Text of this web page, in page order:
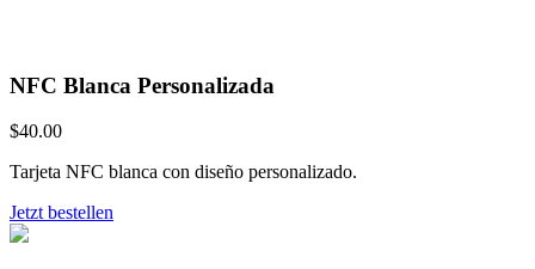
NFC Blanca Personalizada
$40.00
Tarjeta NFC blanca con diseño personalizado.
Jetzt bestellen